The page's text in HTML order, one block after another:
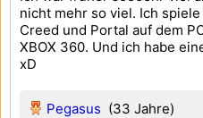
Pegasus (33 Jahre)
nicht mehr so viel. Ich
Creed und Portal auf dem
XBOX 360. Und ich habe
xD